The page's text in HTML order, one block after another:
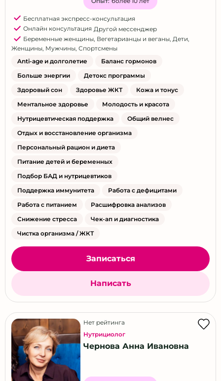
Бесплатная экспресс-консультация
Онлайн консультация Другой мессенджер
Беременные женщины, Вегетарианцы и веганы, Дети,
Женщины, Мужчины, Спортсмены
Anti-age и долголетие
Баланс гормонов
Больше энергии
Детокс программы
Здоровый сон
Здоровье ЖКТ
Кожа и тонус
Ментальное здоровье
Молодость и красота
Нутрицевтическая поддержка
Общий велнес
Отдых и восстановление организма
Персональный рацион и диета
Питание детей и беременных
Подбор БАД и нутрицевтиков
Поддержка иммунитета
Работа с дефицитами
Работа с питанием
Расшифровка анализов
Снижение стресса
Чек-ап и диагностика
Чистка организма / ЖКТ
Записаться
Написать
Нет рейтинга
Нутрициолог
Чернова Анна Ивановна